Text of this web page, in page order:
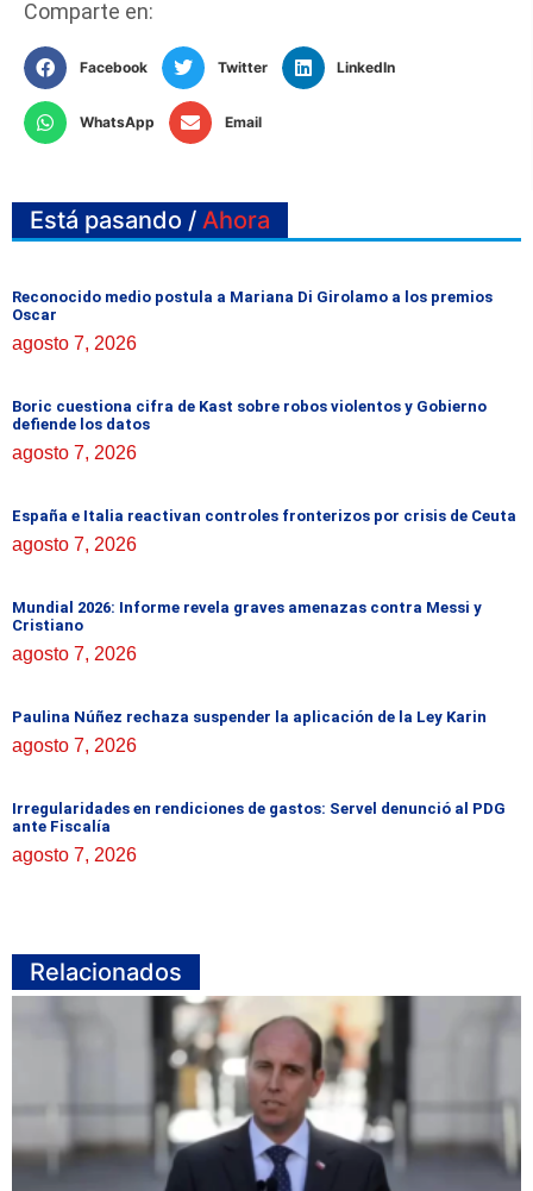
Comparte en:
Facebook Twitter LinkedIn
WhatsApp Email
Está pasando / Ahora
Reconocido medio postula a Mariana Di Girolamo a los premios
Oscar
agosto 7, 2026
Boric cuestiona cifra de Kast sobre robos violentos y Gobierno
defiende los datos
agosto 7, 2026
España e Italia reactivan controles fronterizos por crisis de Ceuta
agosto 7, 2026
Mundial 2026: Informe revela graves amenazas contra Messi y
Cristiano
agosto 7, 2026
Paulina Núñez rechaza suspender la aplicación de la Ley Karin
agosto 7, 2026
Irregularidades en rendiciones de gastos: Servel denunció al PDG
ante Fiscalía
agosto 7, 2026
Relacionados